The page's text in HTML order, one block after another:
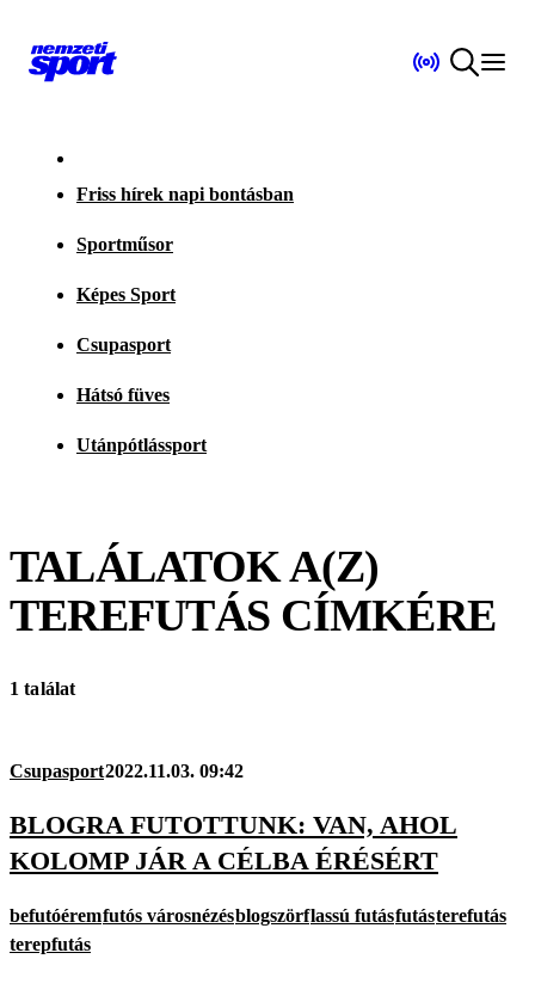
Friss hírek napi bontásban
Sportműsor
Képes Sport
Csupasport
Hátsó füves
Utánpótlássport
TALÁLATOK A(Z)
TEREFUTÁS CÍMKÉRE
1 találat
Csupasport2022.11.03. 09:42
BLOGRA FUTOTTUNK: VAN, AHOL
KOLOMP JÁR A CÉLBA ÉRÉSÉRT
befutóéremfutós városnézésblogszörflassú futásfutásterefutás
terepfutás